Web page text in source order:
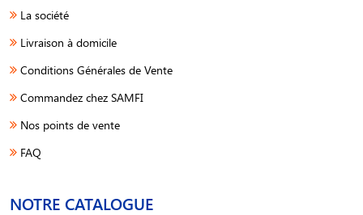
La société
Livraison à domicile
Conditions Générales de Vente
Commandez chez SAMFI
Nos points de vente
FAQ
NOTRE CATALOGUE